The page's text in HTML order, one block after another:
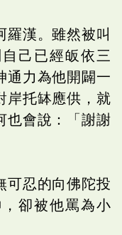
羅漢。雖然被叫
己已經皈依三
通力為他開闢一
岸托缽應供，就
也會說：「謝謝
可忍的向佛陀投
卻被他罵為小